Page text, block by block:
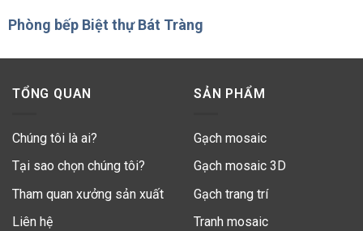
Phòng bếp Biệt thự Bát Tràng
TỔNG QUAN
Chúng tôi là ai?
Tại sao chọn chúng tôi?
Tham quan xưởng sản xuất
Liên hệ
SẢN PHẨM
Gạch mosaic
Gạch mosaic 3D
Gạch trang trí
Tranh mosaic